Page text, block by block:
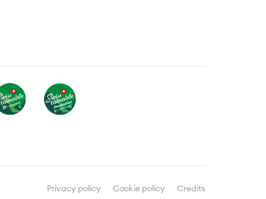
Privacy policy Cookie policy Credits